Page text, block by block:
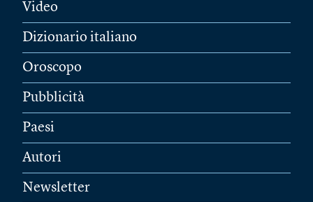
Video
Dizionario italiano
Oroscopo
Pubblicità
Paesi
Autori
Newsletter